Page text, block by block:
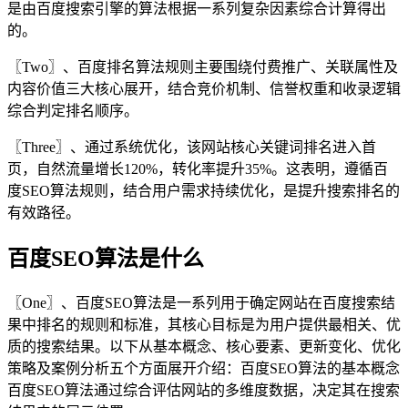
是由百度搜索引擎的算法根据一系列复杂因素综合计算得出
的。
〖Two〗、百度排名算法规则主要围绕付费推广、关联属性及
内容价值三大核心展开，结合竞价机制、信誉权重和收录逻辑
综合判定排名顺序。
〖Three〗、通过系统优化，该网站核心关键词排名进入首
页，自然流量增长120%，转化率提升35%。这表明，遵循百
度SEO算法规则，结合用户需求持续优化，是提升搜索排名的
有效路径。
百度SEO算法是什么
〖One〗、百度SEO算法是一系列用于确定网站在百度搜索结
果中排名的规则和标准，其核心目标是为用户提供最相关、优
质的搜索结果。以下从基本概念、核心要素、更新变化、优化
策略及案例分析五个方面展开介绍：百度SEO算法的基本概念
百度SEO算法通过综合评估网站的多维度数据，决定其在搜索